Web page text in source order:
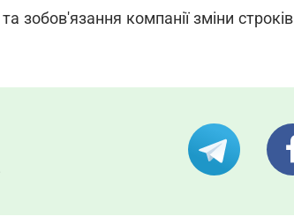
зобов'язання компанії зміни строків